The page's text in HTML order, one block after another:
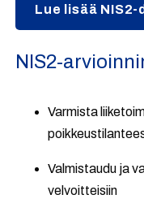
Lue lisää
NIS2-
Varmista
Valmistaudu ja
velvoitteisiin